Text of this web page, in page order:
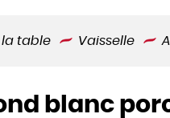
la table Vaisselle
blanc